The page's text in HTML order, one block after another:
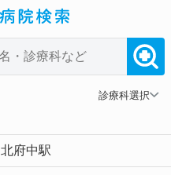
診療科選択
北府中駅